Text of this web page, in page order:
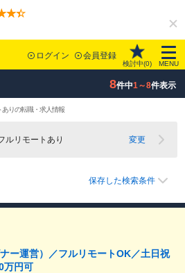
ログイン 会員登録
検討中(0) MENU
8件中1～8件表示
ありの転職・求人情報
ルリモートあり 変更
保存した検索条件
ー運営）／フルリモートOK／土日祝
万円可